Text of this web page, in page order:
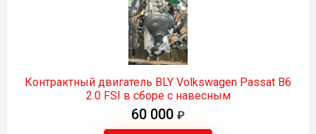
Контрактный двигатель BLY Volkswagen Passat B6
2.0 FSI в сборе с навесным
60 000